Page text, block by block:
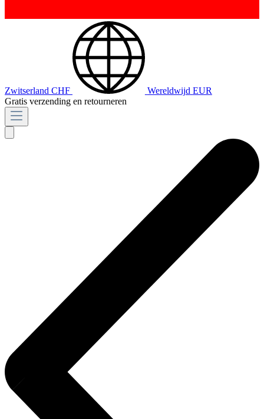
Zwitserland CHF Wereldwijd EUR
Gratis verzending en retourneren